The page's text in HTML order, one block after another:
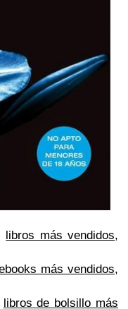
libros más vendidos,
más vendidos,
libros de bolsillo más